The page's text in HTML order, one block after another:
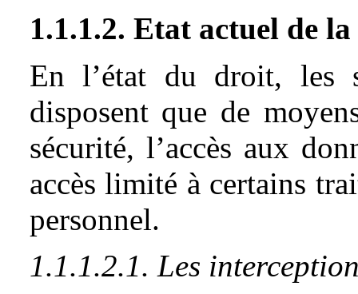
1.1.1.2. Etat actuel de
En l’état du droit, les
disposent que de
sécurité, l’accès aux
accès limité à certains
personnel.
1.1.1.2.1. Les